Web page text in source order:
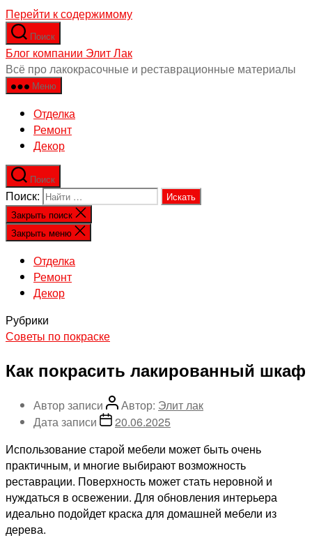
Перейти к содержимому
Поиск
Блог компании Элит Лак
Всё про лакокрасочные и реставрационные материалы
Меню
Отделка
Ремонт
Декор
Поиск
Поиск:
Закрыть поиск
Закрыть меню
Отделка
Ремонт
Декор
Рубрики
Советы по покраске
Как покрасить лакированный шкаф
Автор записи Автор: Элит лак
Дата записи
20.06.2025
Использование старой мебели может быть очень
практичным, и многие выбирают возможность
реставрации. Поверхность может стать неровной и
нуждаться в освежении. Для обновления интерьера
идеально подойдет краска для домашней мебели из
дерева.